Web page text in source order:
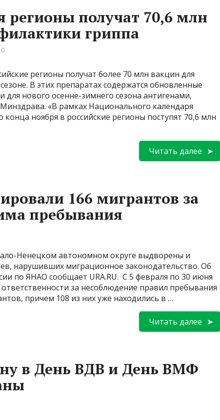
регионы получат 70,6 млн
гриппа
регионы получат более 70 млн вакцин для
В этих препаратах содержатся обновленные
нового осенне-зимнего сезона антигенами,
«В рамках Национального календаря
ноября в российские регионы поступят 70,6 млн
Читать далее
166 мигрантов за
пребывания
Ненецком автономном округе выдворены и
нарушивших миграционное законодательство. Об
по ЯНАО сообщает URA.RU. С 5 февраля по 30 июня
за несоблюдение правил пребывания
причем 108 из них уже находились в …
Читать далее
в День ВДВ и День ВМФ